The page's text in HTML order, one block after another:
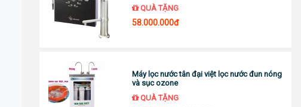
QUÀ TẶNG
58.000.000đ
Máy lọc nước tân đại việt lọc nước đun nóng
và sục ozone
QUÀ TẶNG